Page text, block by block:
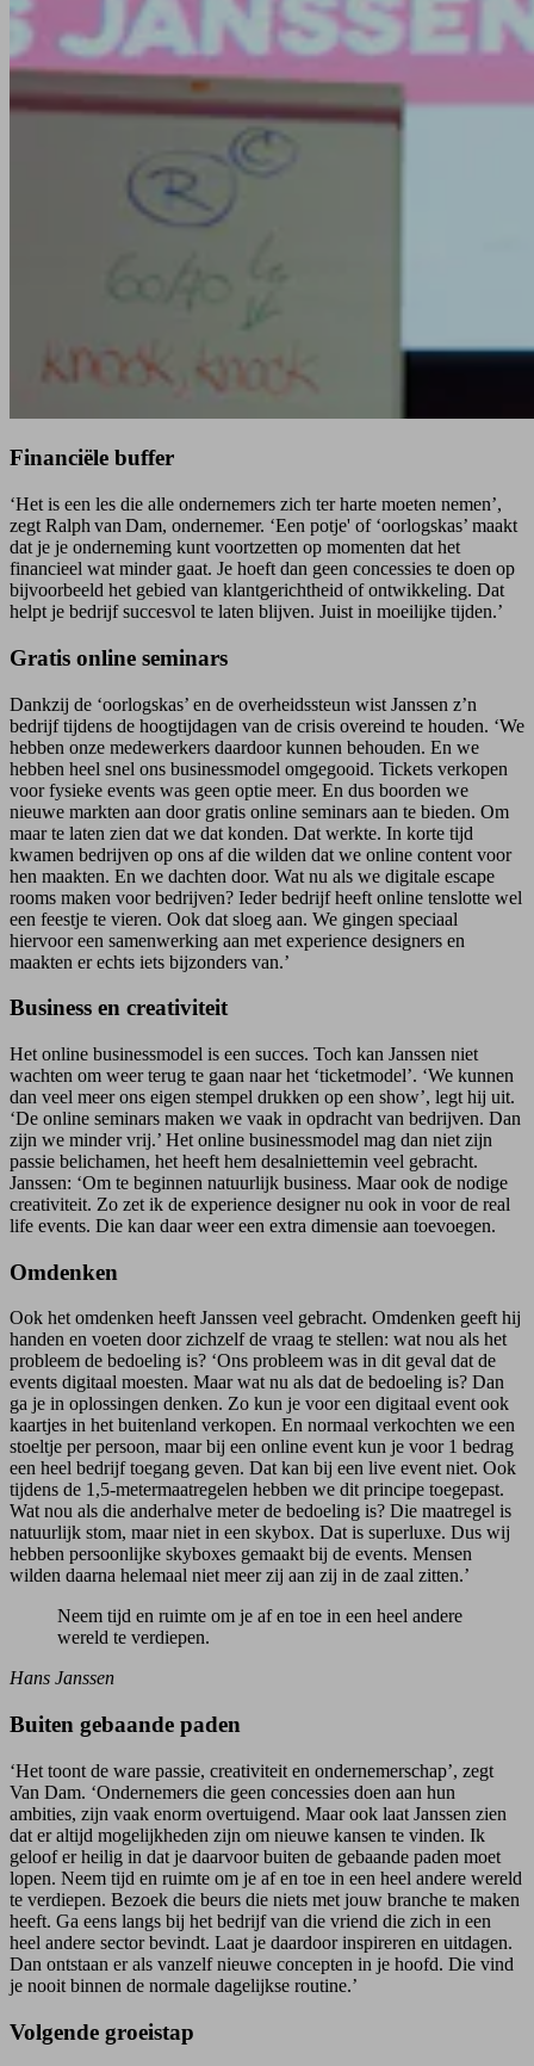
Financiële buffer
‘Het is een les die alle ondernemers zich ter harte moeten nemen’,
zegt Ralph van Dam, ondernemer. ‘Een potje' of ‘oorlogskas’ maakt
dat je je onderneming kunt voortzetten op momenten dat het
financieel wat minder gaat. Je hoeft dan geen concessies te doen op
bijvoorbeeld het gebied van klantgerichtheid of ontwikkeling. Dat
helpt je bedrijf succesvol te laten blijven. Juist in moeilijke tijden.’
Gratis online seminars
Dankzij de ‘oorlogskas’ en de overheidssteun wist Janssen z’n
bedrijf tijdens de hoogtijdagen van de crisis overeind te houden. ‘We
hebben onze medewerkers daardoor kunnen behouden. En we
hebben heel snel ons businessmodel omgegooid. Tickets verkopen
voor fysieke events was geen optie meer. En dus boorden we
nieuwe markten aan door gratis online seminars aan te bieden. Om
maar te laten zien dat we dat konden. Dat werkte. In korte tijd
kwamen bedrijven op ons af die wilden dat we online content voor
hen maakten. En we dachten door. Wat nu als we digitale escape
rooms maken voor bedrijven? Ieder bedrijf heeft online tenslotte wel
een feestje te vieren. Ook dat sloeg aan. We gingen speciaal
hiervoor een samenwerking aan met experience designers en
maakten er echts iets bijzonders van.’
Business en creativiteit
Het online businessmodel is een succes. Toch kan Janssen niet
wachten om weer terug te gaan naar het ‘ticketmodel’. ‘We kunnen
dan veel meer ons eigen stempel drukken op een show’, legt hij uit.
‘De online seminars maken we vaak in opdracht van bedrijven. Dan
zijn we minder vrij.’ Het online businessmodel mag dan niet zijn
passie belichamen, het heeft hem desalniettemin veel gebracht.
Janssen: ‘Om te beginnen natuurlijk business. Maar ook de nodige
creativiteit. Zo zet ik de experience designer nu ook in voor de real
life events. Die kan daar weer een extra dimensie aan toevoegen.
Omdenken
Ook het omdenken heeft Janssen veel gebracht. Omdenken geeft hij
handen en voeten door zichzelf de vraag te stellen: wat nou als het
probleem de bedoeling is? ‘Ons probleem was in dit geval dat de
events digitaal moesten. Maar wat nu als dat de bedoeling is? Dan
ga je in oplossingen denken. Zo kun je voor een digitaal event ook
kaartjes in het buitenland verkopen. En normaal verkochten we een
stoeltje per persoon, maar bij een online event kun je voor 1 bedrag
een heel bedrijf toegang geven. Dat kan bij een live event niet. Ook
tijdens de 1,5-metermaatregelen hebben we dit principe toegepast.
Wat nou als die anderhalve meter de bedoeling is? Die maatregel is
natuurlijk stom, maar niet in een skybox. Dat is superluxe. Dus wij
hebben persoonlijke skyboxes gemaakt bij de events. Mensen
wilden daarna helemaal niet meer zij aan zij in de zaal zitten.’
Neem tijd en ruimte om je af en toe in een heel andere
wereld te verdiepen.
Hans Janssen
Buiten gebaande paden
‘Het toont de ware passie, creativiteit en ondernemerschap’, zegt
Van Dam. ‘Ondernemers die geen concessies doen aan hun
ambities, zijn vaak enorm overtuigend. Maar ook laat Janssen zien
dat er altijd mogelijkheden zijn om nieuwe kansen te vinden. Ik
geloof er heilig in dat je daarvoor buiten de gebaande paden moet
lopen. Neem tijd en ruimte om je af en toe in een heel andere wereld
te verdiepen. Bezoek die beurs die niets met jouw branche te maken
heeft. Ga eens langs bij het bedrijf van die vriend die zich in een
heel andere sector bevindt. Laat je daardoor inspireren en uitdagen.
Dan ontstaan er als vanzelf nieuwe concepten in je hoofd. Die vind
je nooit binnen de normale dagelijkse routine.’
Volgende groeistap